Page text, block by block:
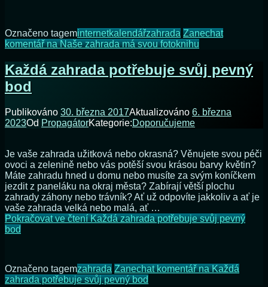
Označeno tageminternetkalendářzahrada Zanechat
komentářna Naše zahrada má svou fotoknihu
Každá zahrada potřebuje svůj pevný
bod
Publikováno 30. března 2017Aktualizováno 6. března
2023Od PropagátorKategorie:Doporučujeme
Je vaše zahrada užitková nebo okrasná? Věnujete svou péči
ovoci a zelenině nebo vás potěší svou krásou barvy květin?
Máte zahradu hned u domu nebo musíte za svým koníčkem
jezdit z paneláku na okraj města? Zabírají větší plochu
zahrady záhony nebo trávník? Ať už odpovíte jakkoliv a ať je
vaše zahrada velká nebo malá, ať …
Pokračovat ve čteníKaždá zahrada potřebuje svůj pevný
bod
Označeno tagemzahrada Zanechat komentářna Každá
zahrada potřebuje svůj pevný bod